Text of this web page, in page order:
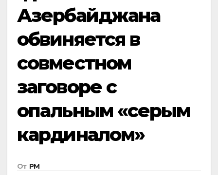
Азербайджана
обвиняется в
совместном
заговоре с
опальным «серым
кардиналом»
От РМ